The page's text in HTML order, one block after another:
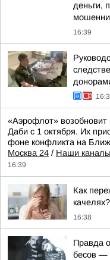
деньги,
16:39
«Аэрофлот»
Даби с 1 октября. Их
фоне конфликта на
Москва 24 / Наши каналы
16:39
Как
качелях?
16:38
Правда
бесов —